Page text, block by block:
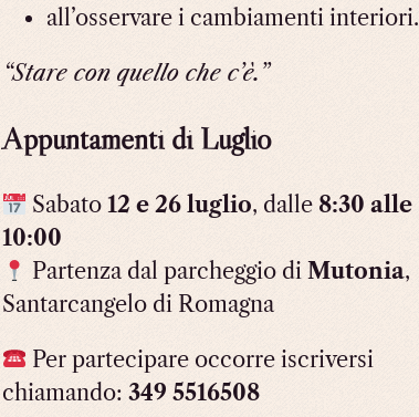
all’osservare i cambiamenti interiori.
“Stare con quello che c’è.”
Appuntamenti di Luglio
Sabato12 e 26 luglio, dalle 8:30 alle
10:00
Partenza dal parcheggio diMutonia,
Santarcangelo di Romagna
Per partecipare occorre iscriversi
chiamando: 349 5516508